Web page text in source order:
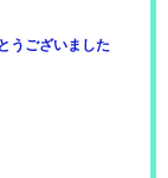
うございました